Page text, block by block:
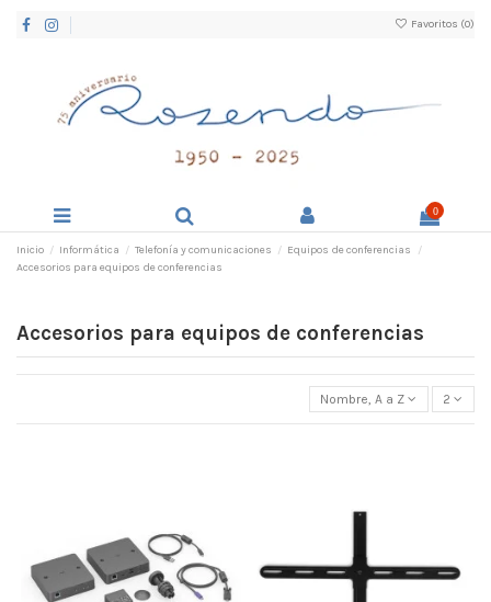
Favoritos (0)
0
Inicio Informática Telefonía y comunicaciones
Equipos de conferencias
Accesorios para equipos de conferencias
Accesorios para equipos de conferencias
Nombre, A a Z 2